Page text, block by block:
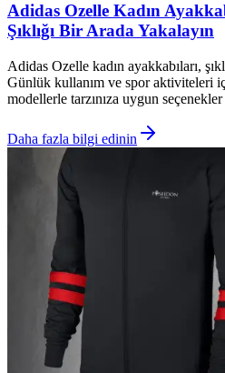
Adidas Ozelle Kadın
Şıklığı Bir Arada Yakalayın
Adidas Ozelle kadın ayakkabıları,
Günlük kullanım ve spor aktiviteleri
modellerle tarzınıza uygun seçenekler
Daha fazla bilgi edinin